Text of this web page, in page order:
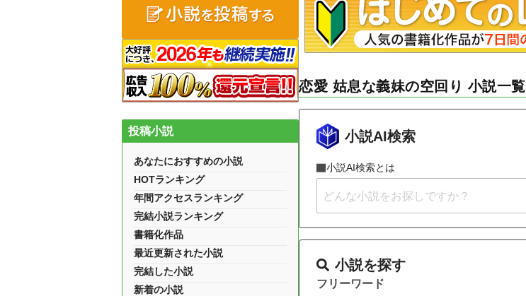
恋愛 姑息な義妹の空回り 小説一覧
小説AI検索
小説AI検索とは
小説を探す
フリーワード
投稿小説
あなたにおすすめの小説
HOTランキング
年間アクセスランキング
完結小説ランキング
書籍化作品
最近更新された小説
完結した小説
新着の小説